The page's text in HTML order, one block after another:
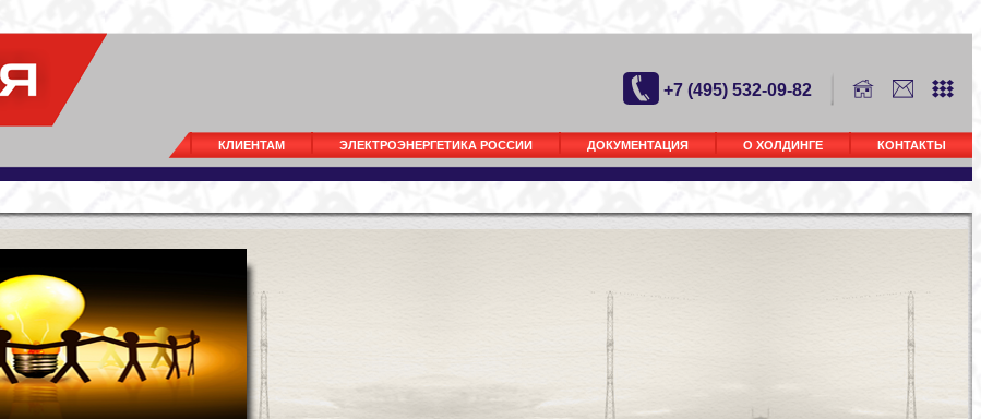
+7 (495) 532-09-82
КЛИЕНТАМ ЭЛЕКТРОЭНЕРГЕТИКА РОССИИ ДОКУМЕНТАЦИЯ О ХОЛДИНГЕ КОНТАКТЫ